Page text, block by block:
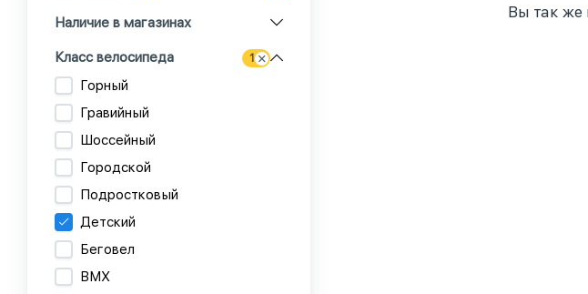
Вы так же
Наличие в магазинах
Класс велосипеда 1
Горный
Гравийный
Шоссейный
Городской
Подростковый
Детский
Беговел
BMX